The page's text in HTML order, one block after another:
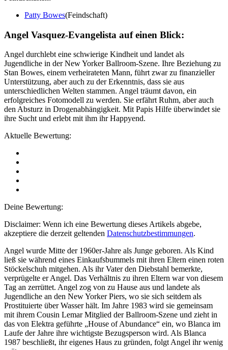
Patty Bowes(Feindschaft)
Angel Vasquez-Evangelista auf einen Blick:
Angel durchlebt eine schwierige Kindheit und landet als
Jugendliche in der New Yorker Ballroom-Szene. Ihre Beziehung zu
Stan Bowes, einem verheirateten Mann, führt zwar zu finanzieller
Unterstützung, aber auch zu der Erkenntnis, dass sie aus
unterschiedlichen Welten stammen. Angel träumt davon, ein
erfolgreiches Fotomodell zu werden. Sie erfährt Ruhm, aber auch
den Absturz in Drogenabhängigkeit. Mit Papis Hilfe überwindet sie
ihre Sucht und erlebt mit ihm ihr Happyend.
Aktuelle Bewertung:
Deine Bewertung:
Disclaimer: Wenn ich eine Bewertung dieses Artikels abgebe,
akzeptiere die derzeit geltenden Datenschutzbestimmungen.
Angel wurde Mitte der 1960er-Jahre als Junge geboren. Als Kind
ließ sie während eines Einkaufsbummels mit ihren Eltern einen roten
Stöckelschuh mitgehen. Als ihr Vater den Diebstahl bemerkte,
verprügelte er Angel. Das Verhältnis zu ihren Eltern war von diesem
Tag an zerrüttet. Angel zog von zu Hause aus und landete als
Jugendliche an den New Yorker Piers, wo sie sich seitdem als
Prostituierte über Wasser hält. Im Jahre 1983 wird sie gemeinsam
mit ihrem Cousin Lemar Mitglied der Ballroom-Szene und zieht in
das von Elektra geführte „House of Abundance“ ein, wo Blanca im
Laufe der Jahre ihre wichtigste Bezugsperson wird. Als Blanca
1987 beschließt, ihr eigenes Haus zu gründen, folgt Angel ihr wenig